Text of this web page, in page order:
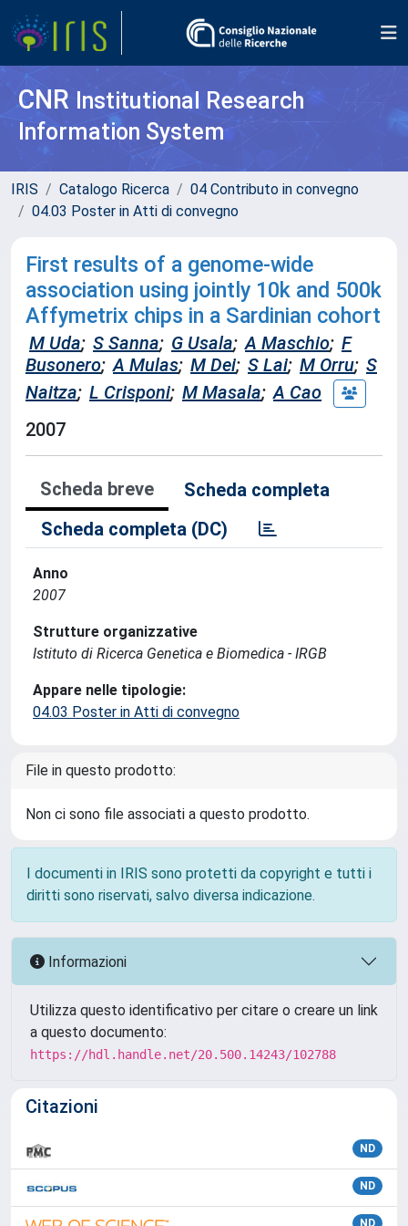
CNR Institutional Research
Information System
IRIS Catalogo Ricerca
04 Contributo in convegno
04.03 Poster in Atti di convegno
First results of a genome-wide
association using jointly 10k and 500k
Affymetrix chips in a Sardinian cohort
M Uda; S Sanna; G Usala; A Maschio; F
Busonero; A Mulas; M Dei; S Lai; M Orru; S
Naitza; L Crisponi; M Masala; A Cao
2007
Scheda breve
Scheda completa
Scheda completa (DC)
Anno
2007
Strutture organizzative
Istituto di Ricerca Genetica e Biomedica - IRGB
Appare nelle tipologie:
04.03 Poster in Atti di convegno
File in questo prodotto:
Non ci sono file associati a questo prodotto.
I documenti in IRIS sono protetti da copyright e tutti i
diritti sono riservati, salvo diversa indicazione.
Informazioni
Utilizza questo identificativo per citare o creare un link
a questo documento:
https://hdl.handle.net/20.500.14243/102788
Citazioni
ND
ND
ND